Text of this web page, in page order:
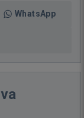
WhatsApp